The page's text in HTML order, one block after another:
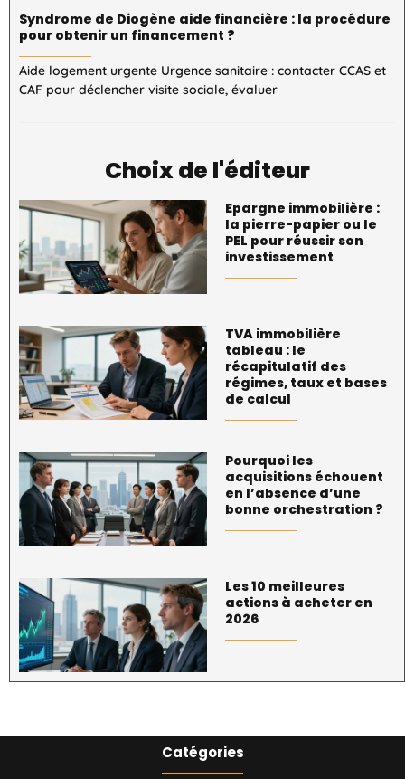
Syndrome de Diogène aide financière : la procédure
pour obtenir un financement ?
Aide logement urgente Urgence sanitaire : contacter CCAS et
CAF pour déclencher visite sociale, évaluer
Choix de l'éditeur
Epargne immobilière :
la pierre-papier ou le
PEL pour réussir son
investissement
TVA immobilière
tableau : le
récapitulatif des
régimes, taux et bases
de calcul
Pourquoi les
acquisitions échouent
en l’absence d’une
bonne orchestration ?
Les 10 meilleures
actions à acheter en
2026
Catégories